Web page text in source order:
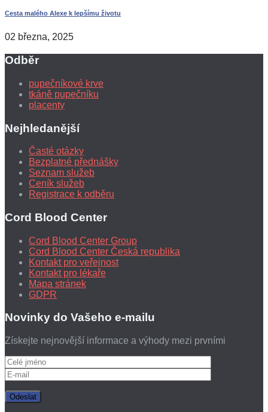
Cesta malého Alexe k lepšímu životu
02 března, 2025
Odběr
pupečníkové krve
tkáně pupečníku
placenty
Nejhledanější
Časté otázky
Bezplatné přednášky
Seznam služeb
Ceník služeb
Registrace k odběru
Cord Blood Center
Cord Blood Center Group
Cord Blood Center Česká republika
Kontakt pro veřejnost
Kontakt pro lékaře
Mapa stránek
GDPR
Novinky do Vašeho e-mailu
Získejte nejnovější informace a výhody mezi prvními